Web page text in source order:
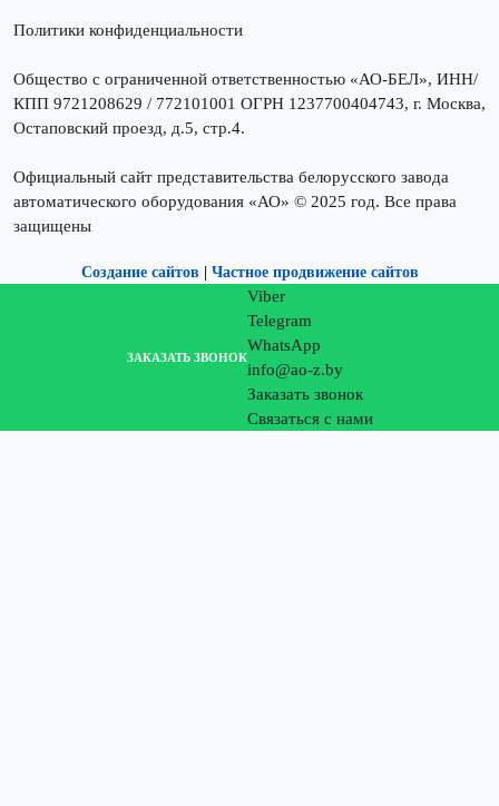
Политики конфиденциальности
Общество с ограниченной ответственностью «АО-БЕЛ», ИНН/
КПП 9721208629 / 772101001 ОГРН 1237700404743, г. Москва,
Остаповский проезд, д.5, стр.4.
Официальный сайт представительства белорусского завода
автоматического оборудования «АО» © 2025 год. Все права
защищены
Создание сайтов Частное продвижение сайтов
ЗАКАЗАТЬ ЗВОНОК
Viber
Telegram
WhatsApp
info@ao-z.by
Заказать звонок
Связаться с нами